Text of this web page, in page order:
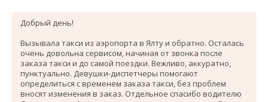
Добрый день!
Вызывала такси из аэропорта в Ялту и обратно. Осталась
очень довольна сервисом, начиная от звонка после
заказа такси и до самой поездки. Вежливо, аккуратно,
пунктуально. Девушки-диспетчеры помогают
определиться с временем заказа такси, без проблем
вносят изменения в заказ. Отдельное спасибо водителю